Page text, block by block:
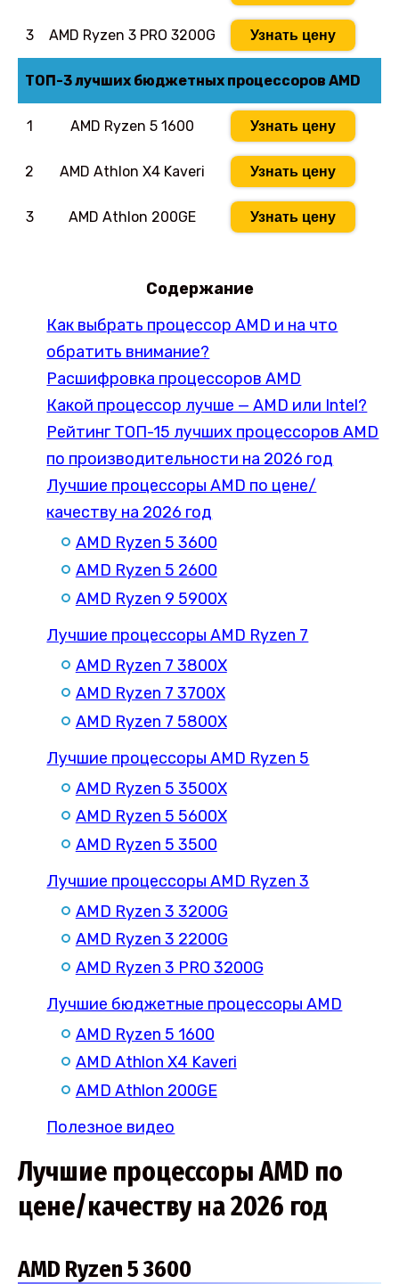
3 AMD Ryzen 3 PRO 3200G Узнать цену
ТОП-3 лучших бюджетных процессоров AMD
1 AMD Ryzen 5 1600 Узнать цену
2 AMD Athlon X4 Kaveri Узнать цену
3 AMD Athlon 200GE Узнать цену
Содержание
Как выбрать процессор AMD и на что
обратить внимание?
Расшифровка процессоров AMD
Какой процессор лучше — AMD или Intel?
Рейтинг ТОП-15 лучших процессоров AMD
по производительности на 2026 год
Лучшие процессоры AMD по цене/
качеству на 2026 год
AMD Ryzen 5 3600
AMD Ryzen 5 2600
AMD Ryzen 9 5900X
Лучшие процессоры AMD Ryzen 7
AMD Ryzen 7 3800X
AMD Ryzen 7 3700X
AMD Ryzen 7 5800X
Лучшие процессоры AMD Ryzen 5
AMD Ryzen 5 3500X
AMD Ryzen 5 5600X
AMD Ryzen 5 3500
Лучшие процессоры AMD Ryzen 3
AMD Ryzen 3 3200G
AMD Ryzen 3 2200G
AMD Ryzen 3 PRO 3200G
Лучшие бюджетные процессоры AMD
AMD Ryzen 5 1600
AMD Athlon X4 Kaveri
AMD Athlon 200GE
Полезное видео
Лучшие процессоры AMD по
цене/качеству на 2026 год
AMD Ryzen 5 3600